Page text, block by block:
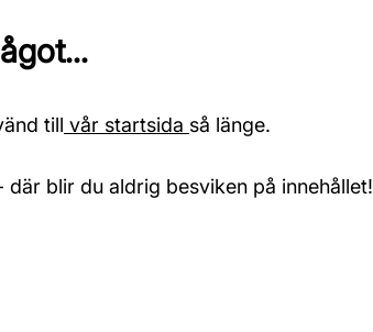
till vår startsida så länge.
där blir du aldrig besviken på innehållet!